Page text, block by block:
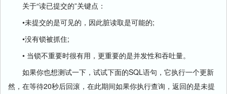
关于“读已提交的”关键点：
•未提交的是可见的，因此脏读取是可能的;
•没有锁被抓住;
• 当锁不重要时很有用，更重要的是并发性和吞吐量。
如果你也想测试一下，试试下面的SQL语句，它执行一个更新
然，在等待20秒后回滚，在此期间如果你执行查询，返回的是未提